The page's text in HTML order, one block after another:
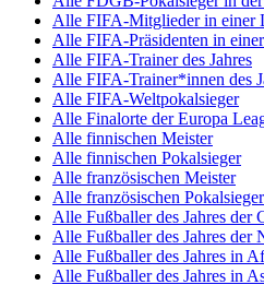
Alle FIFA-Mitglieder in einer
Alle FIFA-Präsidenten in
Alle FIFA-Trainer des Jahres
Alle FIFA-Trainer*innen des
Alle FIFA-Weltpokalsieger
Alle Finalorte der Europa
Alle finnischen Meister
Alle finnischen Pokalsieger
Alle französischen Meister
Alle französischen Pokalsieger
Alle Fußballer des Jahres
Alle Fußballer des Jahres der
Alle Fußballer des Jahres in
Alle Fußballer des Jahres in